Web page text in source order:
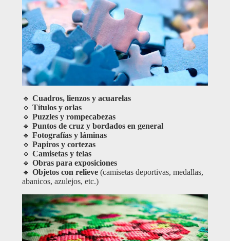
🔹 Cuadros, lienzos y acuarelas
🔹 Títulos y orlas
🔹 Puzzles y rompecabezas
🔹 Puntos de cruz y bordados en general
🔹 Fotografías y láminas
🔹 Papiros y cortezas
🔹 Camisetas y telas
🔹 Obras para exposiciones
🔹 Objetos con relieve(camisetas deportivas, medallas,
abanicos, azulejos, etc.)